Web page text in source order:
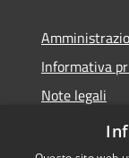
Informativa
Note legali